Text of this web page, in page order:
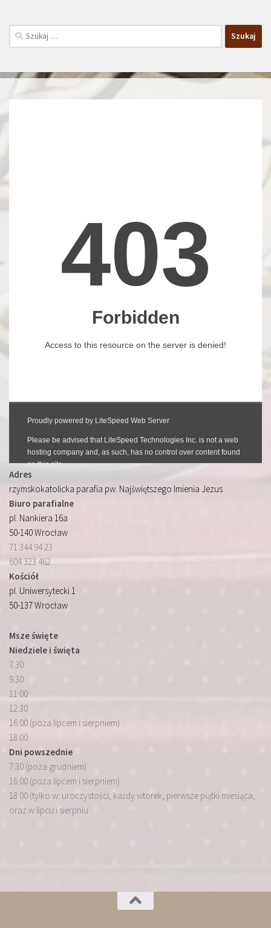
Szukaj:
Adres
rzymskokatolicka parafia pw. Najświętszego Imienia Jezus
Biuro parafialne
pl. Nankiera 16a
50-140 Wrocław
71 344 94 23
604 323 462
Kościół
pl. Uniwersytecki 1
50-137 Wrocław
Msze święte
Niedziele i święta
7:30
9:30
11:00
12:30
16:00 (poza lipcem i sierpniem)
18:00
Dni powszednie
7:30 (poza grudniem)
16:00 (poza lipcem i sierpniem)
18:00 (tylko w: uroczystości, każdy wtorek, pierwsze piątki miesiąca,
oraz w lipcu i sierpniu